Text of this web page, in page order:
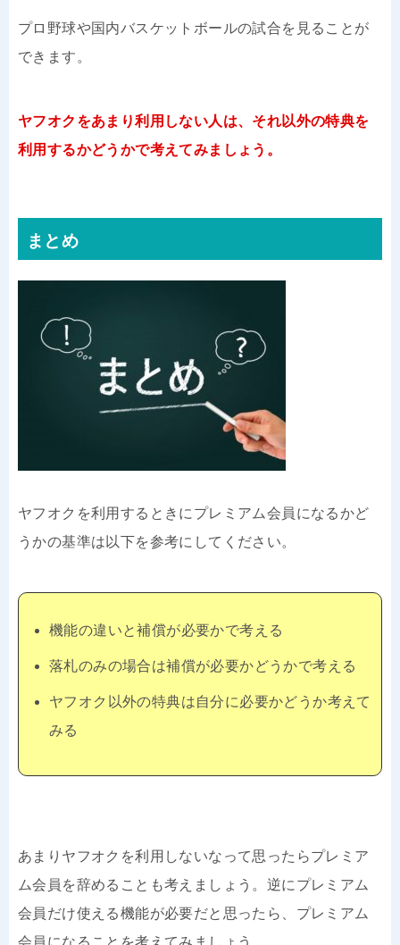
プロ野球や国内バスケットボールの試合を見ることが
できます。
ヤフオクをあまり利用しない人は、それ以外の特典を
利用するかどうかで考えてみましょう。
まとめ
ヤフオクを利用するときにプレミアム会員になるかど
うかの基準は以下を参考にしてください。
機能の違いと補償が必要かで考える
落札のみの場合は補償が必要かどうかで考える
ヤフオク以外の特典は自分に必要かどうか考えて
みる
あまりヤフオクを利用しないなって思ったらプレミア
ム会員を辞めることも考えましょう。逆にプレミアム
会員だけ使える機能が必要だと思ったら、プレミアム
会員になることを考えてみましょう。